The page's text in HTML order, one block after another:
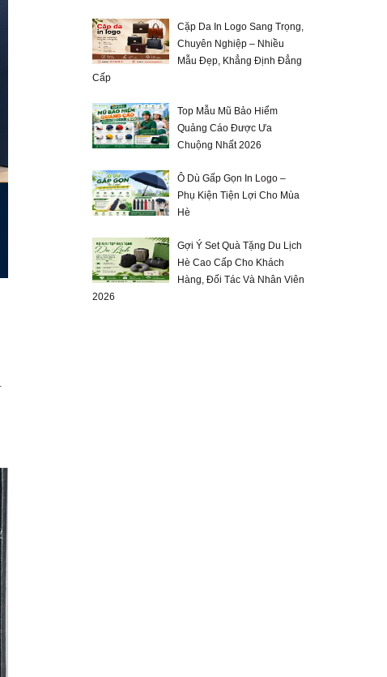
Cặp Da In Logo Sang Trọng,
Chuyên Nghiệp – Nhiều
Mẫu Đẹp, Khẳng Định Đẳng
Cấp
Top Mẫu Mũ Bảo Hiểm
Quảng Cáo Được Ưa
Chuộng Nhất 2026
Ô Dù Gấp Gọn In Logo –
Phụ Kiện Tiện Lợi Cho Mùa
Hè
Gợi Ý Set Quà Tặng Du Lịch
Hè Cao Cấp Cho Khách
Hàng, Đối Tác Và Nhân Viên
2026